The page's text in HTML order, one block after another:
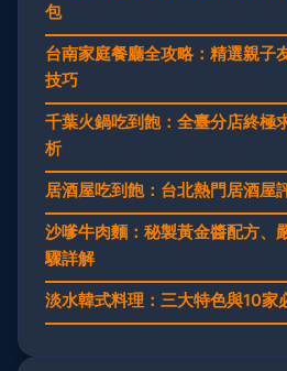
包
台南家庭餐廳全攻略：精選親子
技巧
千葉火鍋吃到飽：全臺分店終極
析
居酒屋吃到飽：台北熱門居酒屋
沙嗲牛肉麵：秘製黃金醬配方、
驟詳解
淡水韓式料理：三大特色與10家